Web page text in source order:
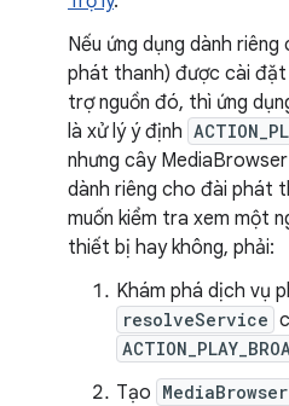
Nếu ứng dụng dành
phát thanh) được cài
trợ nguồn đó, thì ứng
là xử lý ý định
nhưng cây
dành riêng cho đài phát
muốn kiểm tra xem một
thiết bị hay không, phải:
Khám phá dịch vụ
resolveService
Tạo MediaBrowser